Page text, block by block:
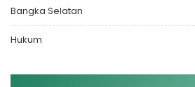
Bangka Selatan
Hukum